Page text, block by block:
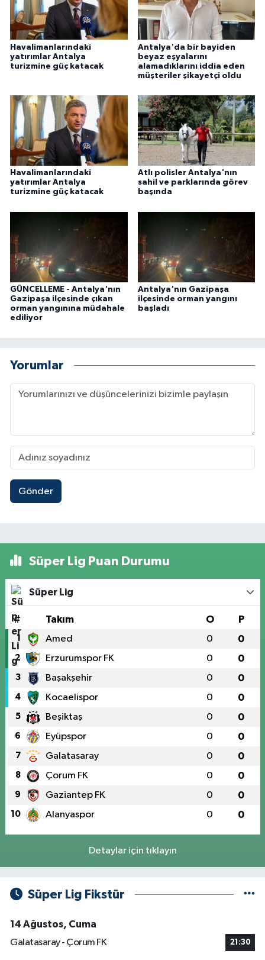
Havalimanlarındaki
yatırımlar Antalya
turizmine güç katacak
Antalya'da bir bayiden
beyaz eşyalarını
alamadıklarını iddia eden
müşteriler şikayetçi oldu
Havalimanlarındaki
yatırımlar Antalya
turizmine güç katacak
Atlı polisler Antalya'nın
sahil ve parklarında görev
başında
GÜNCELLEME - Antalya'nın
Gazipaşa ilçesinde çıkan
orman yangınına müdahale
ediliyor
Antalya'nın Gazipaşa
ilçesinde orman yangını
başladı
Yorumlar
Gönder
Süper Lig Puan Durumu
Süper Lig
# Takım O P
1 Amed 0 0
2 Erzurumspor FK 0 0
3 Başakşehir 0 0
4 Kocaelispor 0 0
5 Beşiktaş 0 0
6 Eyüpspor 0 0
7 Galatasaray 0 0
8 Çorum FK 0 0
9 Gaziantep FK 0 0
10 Alanyaspor 0 0
Detaylar için tıklayın
Süper Lig Fikstür
14 Ağustos, Cuma
Galatasaray - Çorum FK
21:30